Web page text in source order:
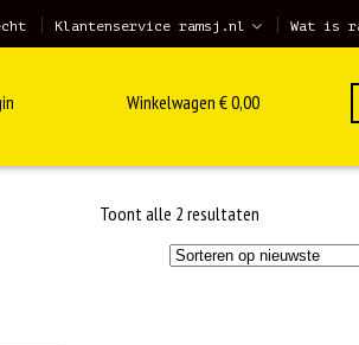
Klantenservice ramsj.nl Wat is
Winkelwagen €0,00
Toont alle 2 resultatenGesorteerd
nieuwste